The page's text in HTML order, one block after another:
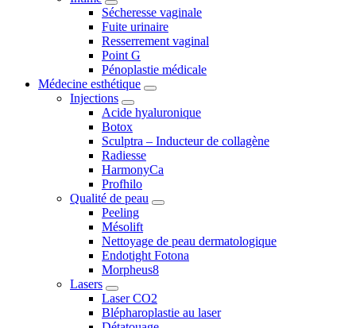
Sécheresse vaginale
Fuite urinaire
Resserrement vaginal
Point G
Pénoplastie médicale
Médecine esthétique
Injections
Acide hyaluronique
Botox
Sculptra – Inducteur de collagène
Radiesse
HarmonyCa
Profhilo
Qualité de peau
Peeling
Mésolift
Nettoyage de peau dermatologique
Endotight Fotona
Morpheus8
Lasers
Laser CO2
Blépharoplastie au laser